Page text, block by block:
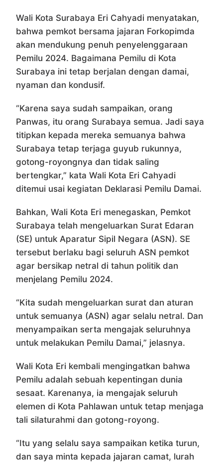
Wali Kota Surabaya Eri Cahyadi menyatakan,
bahwa pemkot bersama jajaran Forkopimda
akan mendukung penuh penyelenggaraan
Pemilu 2024. Bagaimana Pemilu di Kota
Surabaya ini tetap berjalan dengan damai,
nyaman dan kondusif.
“Karena saya sudah sampaikan, orang
Panwas, itu orang Surabaya semua. Jadi saya
titipkan kepada mereka semuanya bahwa
Surabaya tetap terjaga guyub rukunnya,
gotong-royongnya dan tidak saling
bertengkar,” kata Wali Kota Eri Cahyadi
ditemui usai kegiatan Deklarasi Pemilu Damai.
Bahkan, Wali Kota Eri menegaskan, Pemkot
Surabaya telah mengeluarkan Surat Edaran
(SE) untuk Aparatur Sipil Negara (ASN). SE
tersebut berlaku bagi seluruh ASN pemkot
agar bersikap netral di tahun politik dan
menjelang Pemilu 2024.
“Kita sudah mengeluarkan surat dan aturan
untuk semuanya (ASN) agar selalu netral. Dan
menyampaikan serta mengajak seluruhnya
untuk melakukan Pemilu Damai,” jelasnya.
Wali Kota Eri kembali mengingatkan bahwa
Pemilu adalah sebuah kepentingan dunia
sesaat. Karenanya, ia mengajak seluruh
elemen di Kota Pahlawan untuk tetap menjaga
tali silaturahmi dan gotong-royong.
“Itu yang selalu saya sampaikan ketika turun,
dan saya minta kepada jajaran camat, lurah